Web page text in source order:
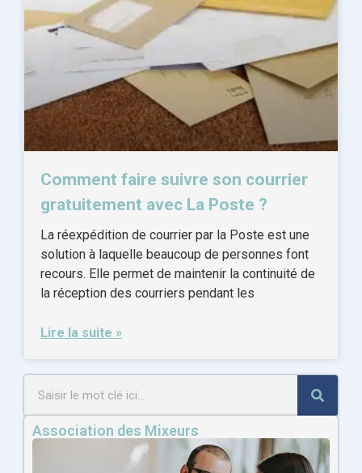
Comment faire suivre son courrier
gratuitement avec La Poste ?
La réexpédition de courrier par la Poste est une
solution à laquelle beaucoup de personnes font
recours. Elle permet de maintenir la continuité de
la réception des courriers pendant les
Lire la suite »
Association des Mixeurs